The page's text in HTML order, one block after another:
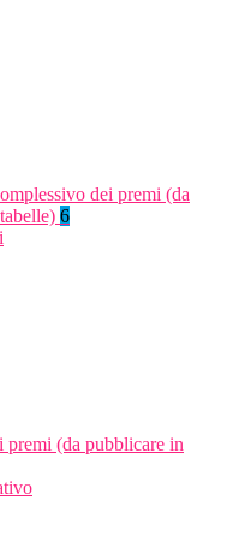
dei premi (da
6
premi (da pubblicare in